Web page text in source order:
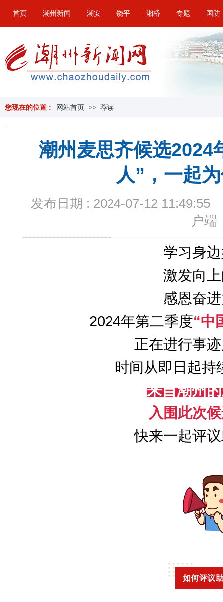
首页 潮州新闻 潮安 饶平 湘桥 专题 国防
您现在的位置 : 网站首页 >> 荐读
潮州麦思齐候选2024
人”，一起
发布日期 : 2024-07-12 11:49:55
户端
学习身
激发向
感恩奋
2024年第二季度“中
正在进行事
时间从即日起持
来自潮州
入围此次
快来一起评
如何评议